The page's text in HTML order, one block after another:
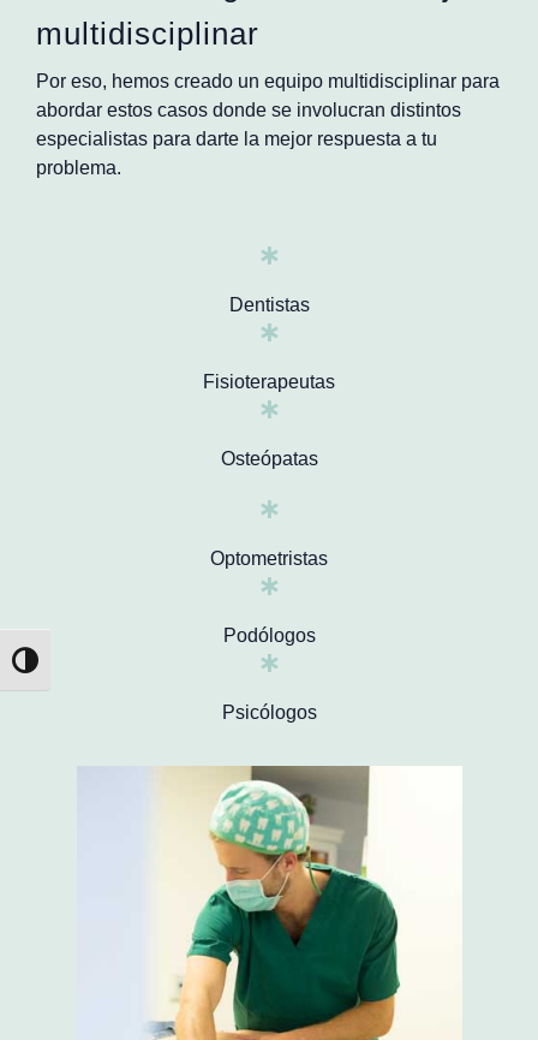
Alternar alto contraste
multidisciplinar
Por eso, hemos creado un equipo multidisciplinar para
abordar estos casos donde se involucran distintos
especialistas para darte la mejor respuesta a tu
problema.
Dentistas
Fisioterapeutas
Osteópatas
Optometristas
Podólogos
Psicólogos